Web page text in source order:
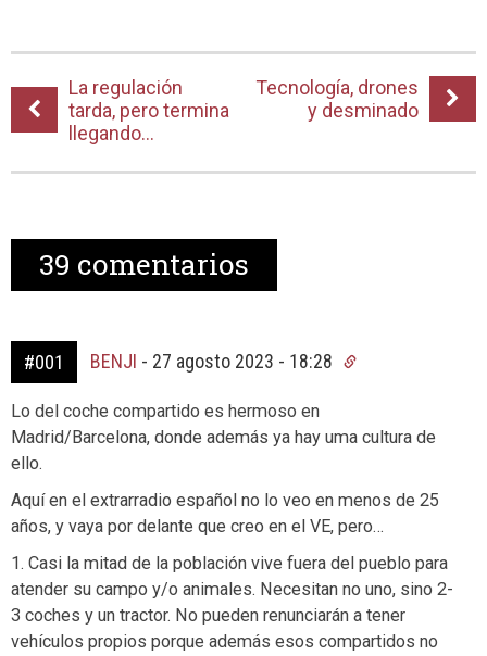
La regulación
tarda, pero termina
llegando…
Tecnología, drones
y desminado
39 comentarios
#001 BENJI - 27 agosto 2023 - 18:28
Lo del coche compartido es hermoso en
Madrid/Barcelona, donde además ya hay uma cultura de
ello.
Aquí en el extrarradio español no lo veo en menos de 25
años, y vaya por delante que creo en el VE, pero…
1. Casi la mitad de la población vive fuera del pueblo para
atender su campo y/o animales. Necesitan no uno, sino 2-
3 coches y un tractor. No pueden renunciarán a tener
vehículos propios porque además esos compartidos no